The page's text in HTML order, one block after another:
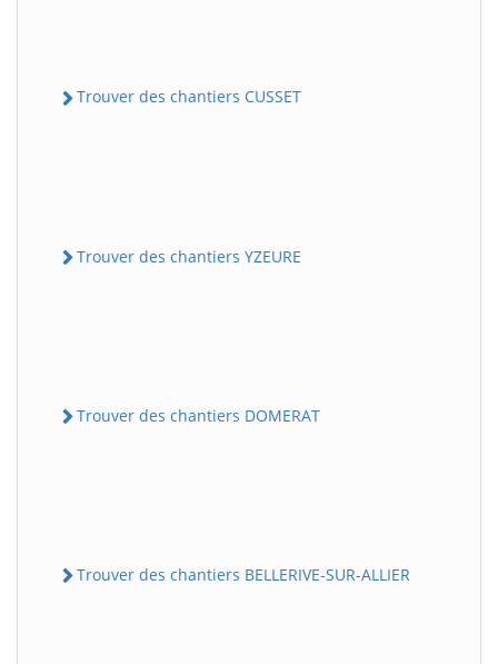
Trouver des chantiers CUSSET
Trouver des chantiers YZEURE
Trouver des chantiers DOMERAT
Trouver des chantiers BELLERIVE-SUR-ALLIER